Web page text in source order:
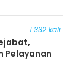
1.332 kali
Pelayanan